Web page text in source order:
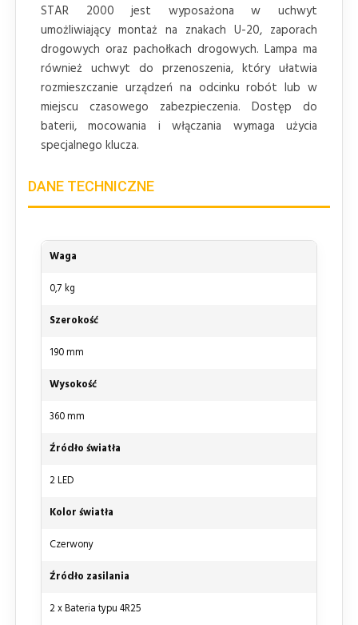
STAR 2000 jest wyposażona w uchwyt
umożliwiający montaż na znakach U-20, zaporach
drogowych oraz pachołkach drogowych. Lampa ma
również uchwyt do przenoszenia, który ułatwia
rozmieszczanie urządzeń na odcinku robót lub w
miejscu czasowego zabezpieczenia. Dostęp do
baterii, mocowania i włączania wymaga użycia
specjalnego klucza.
DANE TECHNICZNE
Waga
0,7 kg
Szerokość
190 mm
Wysokość
360 mm
Źródło światła
2 LED
Kolor światła
Czerwony
Źródło zasilania
2 x Bateria typu 4R25